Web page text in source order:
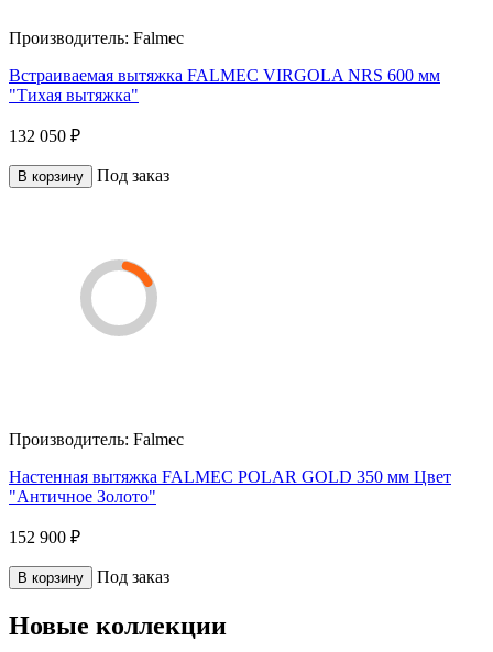
Производитель: Falmec
Встраиваемая вытяжка FALMEC VIRGOLA NRS 600 мм
"Тихая вытяжка"
132 050 ₽
В корзину Под заказ
Производитель: Falmec
Настенная вытяжка FALMEC POLAR GOLD 350 мм Цвет
"Античное Золото"
152 900 ₽
В корзину Под заказ
Новые коллекции